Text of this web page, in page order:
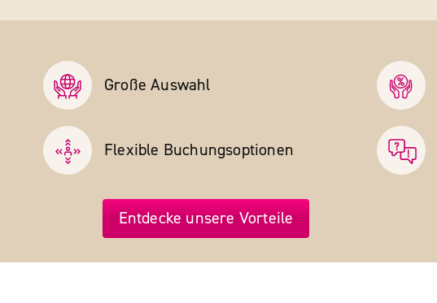
Große Auswahl
Flexible Buchungs­optionen
Entdecke unsere Vorteile